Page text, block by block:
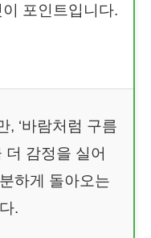
포인트입니다.
, ‘바람처럼 구름
더 감정을 실어
하게 돌아오는
.